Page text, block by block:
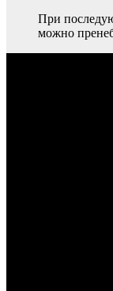
При
можно